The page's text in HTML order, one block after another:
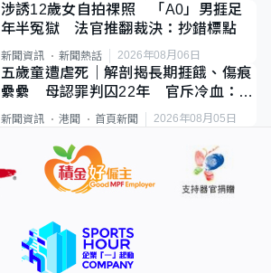
涉誘12歲女自拍祼照 「A0」男捱足
年半冤獄 法官推翻裁決：抄錯標點
新聞資訊 新聞熱話 2026年08月06日
五歲童遭虐死｜解剖揭長期捱餓、傷痕
纍纍 母認罪判囚22年 官斥冷血：同
類案最惡劣
新聞資訊 港聞 首頁新聞 2026年08月05日